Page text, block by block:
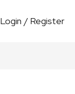
Login Register